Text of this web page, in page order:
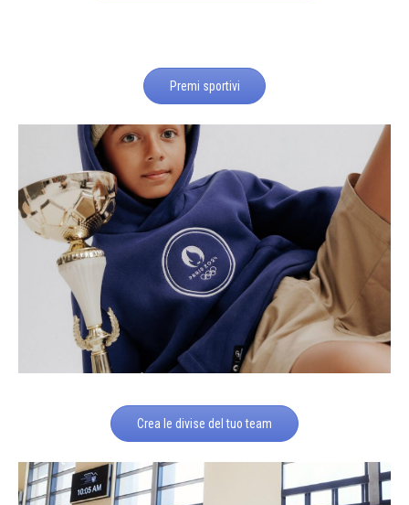
Premi sportivi
Crea le divise del tuo team